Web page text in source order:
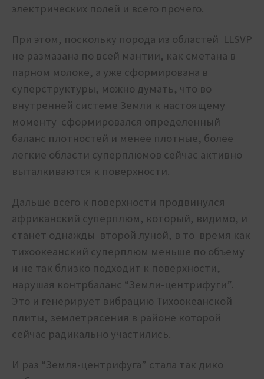
электрических полей и всего прочего.
При этом, поскольку порода из областей LLSVP
не размазана по всей мантии, как сметана в
парном молоке, а уже сформирована в
суперструктуры, можно думать, что во
внутренней системе Земли к настоящему
моменту сформировался определенный
баланс плотностей и менее плотные, более
легкие области суперплюмов сейчас активно
выталкиваются к поверхности.
Дальше всего к поверхности продвинулся
африканский суперплюм, который, видимо, и
станет однажды второй луной, в то время как
тихоокеанский суперплюм меньше по объему
и не так близко подходит к поверхности,
нарушая контрбаланс “Земли-центрифуги”.
Это и генерирует вибрацию Тихоокеанской
плиты, землетрясения в районе которой
сейчас радикально участились.
И раз “Земля-центрифуга” стала так дико